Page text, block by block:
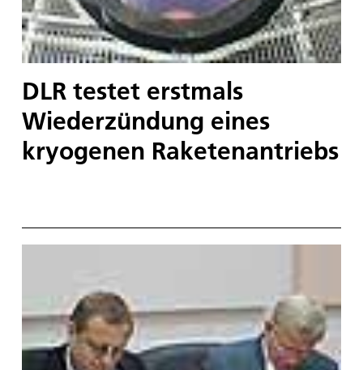
DLR testet erstmals
Wiederzündung eines
kryogenen Raketenantriebs